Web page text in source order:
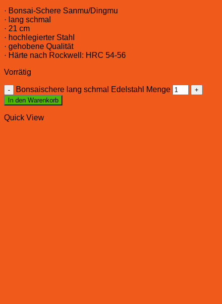
· Bonsai-Schere Sanmu/Dingmu
· lang schmal
· 21 cm
· hochlegierter Stahl
· gehobene Qualität
· Härte nach Rockwell: HRC 54-56
Vorrätig
Bonsaischere lang schmal Edelstahl Menge
In den Warenkorb
Quick View